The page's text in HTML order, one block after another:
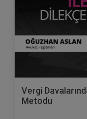
Vergi
Metodu